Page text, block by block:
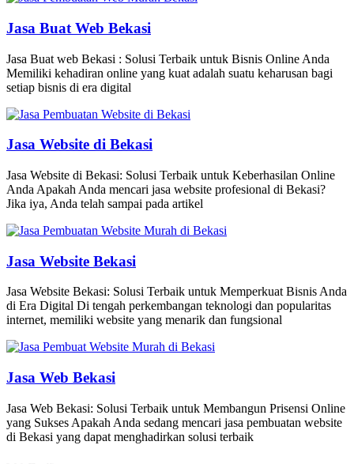
Jasa Buat Web Bekasi
Jasa Buat web Bekasi : Solusi Terbaik untuk Bisnis Online Anda
Memiliki kehadiran online yang kuat adalah suatu keharusan bagi
setiap bisnis di era digital
Jasa Website di Bekasi
Jasa Website di Bekasi: Solusi Terbaik untuk Keberhasilan Online
Anda Apakah Anda mencari jasa website profesional di Bekasi?
Jika iya, Anda telah sampai pada artikel
Jasa Website Bekasi
Jasa Website Bekasi: Solusi Terbaik untuk Memperkuat Bisnis Anda
di Era Digital Di tengah perkembangan teknologi dan popularitas
internet, memiliki website yang menarik dan fungsional
Jasa Web Bekasi
Jasa Web Bekasi: Solusi Terbaik untuk Membangun Prisensi Online
yang Sukses Apakah Anda sedang mencari jasa pembuatan website
di Bekasi yang dapat menghadirkan solusi terbaik